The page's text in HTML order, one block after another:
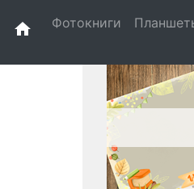
home Фотокниги